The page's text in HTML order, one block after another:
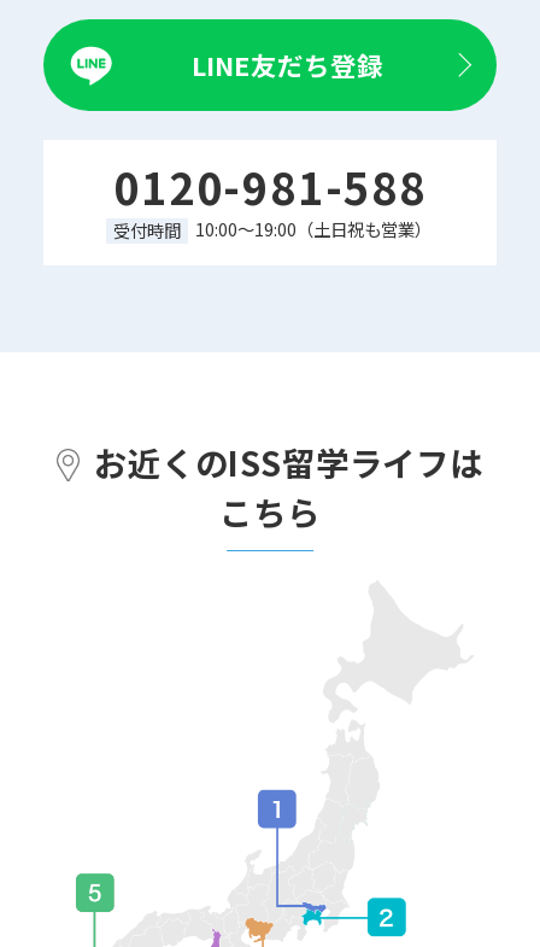
LINE友だち登録
0120-981-588
受付時間 10:00～19:00（土日祝も営業）
お近くのISS留学ライフは
こちら